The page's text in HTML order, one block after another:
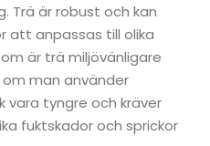
Trä är robust och kan
att anpassas till olika
är trä miljövänligare
man använder
vara tyngre och kräver
fuktskador och sprickor